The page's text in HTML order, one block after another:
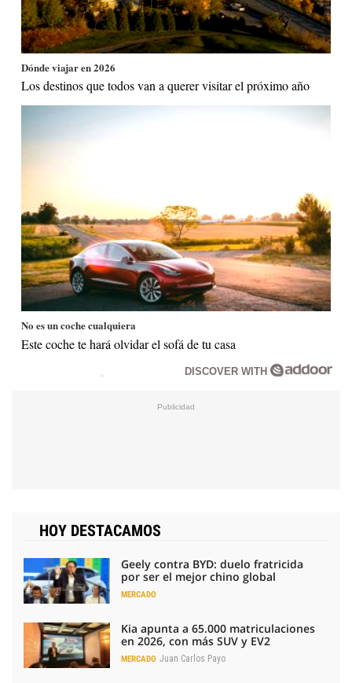
Dónde viajar en 2026
Los destinos que todos van a querer visitar el próximo año
No es un coche cualquiera
Este coche te hará olvidar el sofá de tu casa
DISCOVER WITH
HOY DESTACAMOS
Geely contra BYD: duelo fratricida
por ser el mejor chino global
MERCADO
Kia apunta a 65.000 matriculaciones
en 2026, con más SUV y EV2
MERCADO Juan Carlos Payo